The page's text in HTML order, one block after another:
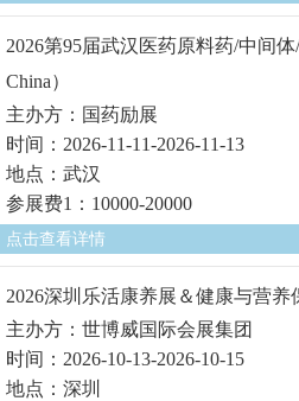
2026第95届武汉医药原料药/中间
China）
主办方：国药励展
时间：2026-11-11-2026-11-13
地点：武汉
参展费1：10000-20000
点击查看详情
2026深圳乐活康养展＆健康与营养
主办方：世博威国际会展集团
时间：2026-10-13-2026-10-15
地点：深圳